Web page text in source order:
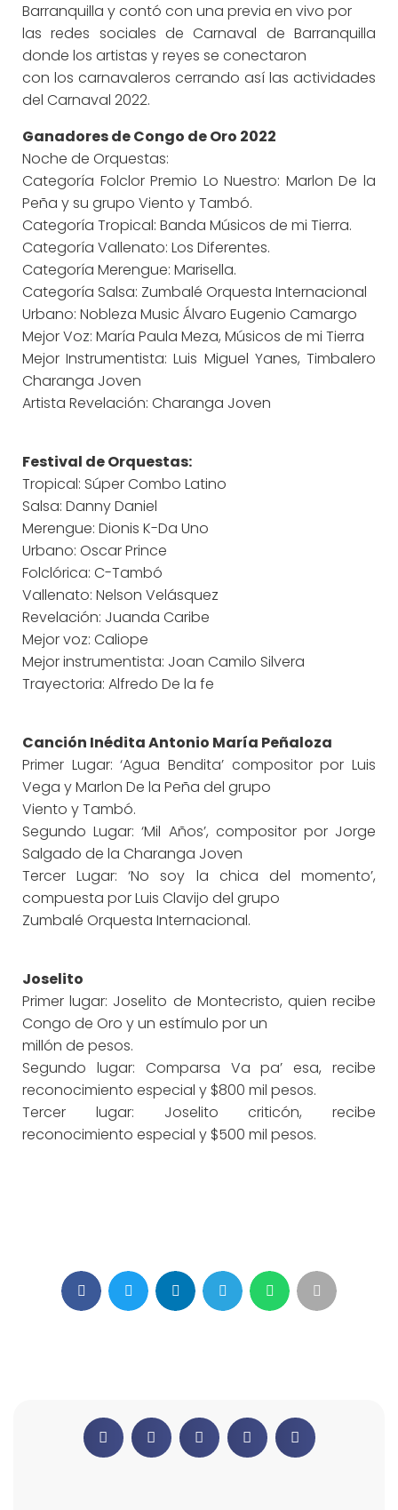
Barranquilla y contó con una previa en vivo por
las redes sociales de Carnaval de Barranquilla
donde los artistas y reyes se conectaron
con los carnavaleros cerrando así las actividades
del Carnaval 2022.
Ganadores de Congo de Oro 2022
Noche de Orquestas:
Categoría Folclor Premio Lo Nuestro: Marlon De la
Peña y su grupo Viento y Tambó.
Categoría Tropical: Banda Músicos de mi Tierra.
Categoría Vallenato: Los Diferentes.
Categoría Merengue: Marisella.
Categoría Salsa: Zumbalé Orquesta Internacional
Urbano: Nobleza Music Álvaro Eugenio Camargo
Mejor Voz: María Paula Meza, Músicos de mi Tierra
Mejor Instrumentista: Luis Miguel Yanes, Timbalero
Charanga Joven
Artista Revelación: Charanga Joven
Festival de Orquestas:
Tropical: Súper Combo Latino
Salsa: Danny Daniel
Merengue: Dionis K-Da Uno
Urbano: Oscar Prince
Folclórica: C-Tambó
Vallenato: Nelson Velásquez
Revelación: Juanda Caribe
Mejor voz: Caliope
Mejor instrumentista: Joan Camilo Silvera
Trayectoria: Alfredo De la fe
Canción Inédita Antonio María Peñaloza
Primer Lugar: ‘Agua Bendita’ compositor por Luis
Vega y Marlon De la Peña del grupo
Viento y Tambó.
Segundo Lugar: ‘Mil Años’, compositor por Jorge
Salgado de la Charanga Joven
Tercer Lugar: ‘No soy la chica del momento’,
compuesta por Luis Clavijo del grupo
Zumbalé Orquesta Internacional.
Joselito
Primer lugar: Joselito de Montecristo, quien recibe
Congo de Oro y un estímulo por un
millón de pesos.
Segundo lugar: Comparsa Va pa’ esa, recibe
reconocimiento especial y $800 mil pesos.
Tercer lugar: Joselito criticón, recibe
reconocimiento especial y $500 mil pesos.